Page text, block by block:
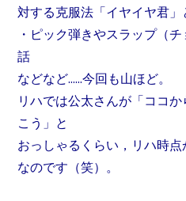
対する克服法「イヤイヤ君」
・ピック弾きやスラップ（
話
などなど……今回も山ほど。
リハでは公太さんが「ココ
こう」と
おっしゃるくらい，リハ時
なのです（笑）。